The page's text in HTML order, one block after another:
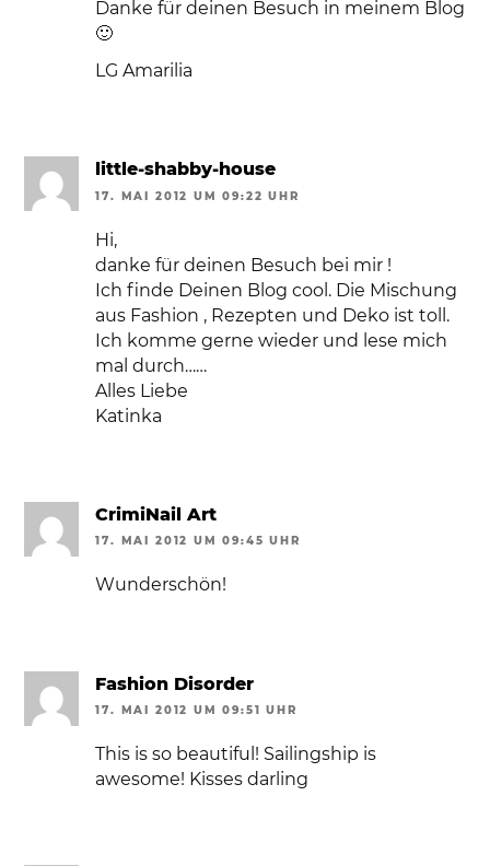
Danke für deinen Besuch in meinem Blog
🙂
LG Amarilia
little-shabby-house
17. MAI 2012 UM 09:22 UHR
Hi,
danke für deinen Besuch bei mir !
Ich finde Deinen Blog cool. Die Mischung
aus Fashion , Rezepten und Deko ist toll.
Ich komme gerne wieder und lese mich
mal durch……
Alles Liebe
Katinka
CrimiNail Art
17. MAI 2012 UM 09:45 UHR
Wunderschön!
Fashion Disorder
17. MAI 2012 UM 09:51 UHR
This is so beautiful! Sailingship is
awesome! Kisses darling